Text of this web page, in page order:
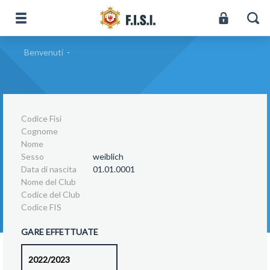
Benvenuti -
Codice Fisi
Cognome
Nome
Sesso
weiblich
Data di nascita
01.01.0001
Nome del Club
Codice del Club
Codice FIS
GARE EFFETTUATE